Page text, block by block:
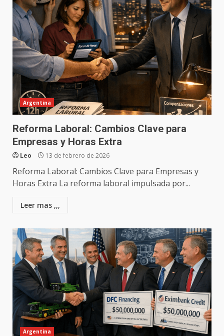
Argentina
Reforma Laboral: Cambios Clave para
Empresas y Horas Extra
Leo 13 de febrero de 2026
Reforma Laboral: Cambios Clave para Empresas y
Horas Extra La reforma laboral impulsada por...
Leer mas ,,,
Argentina